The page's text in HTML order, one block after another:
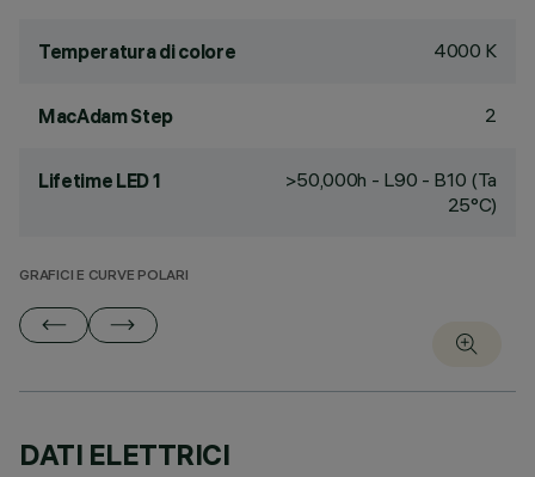
Temperatura di colore 4000 K
MacAdam Step 2
Lifetime LED 1
>50,000h - L90 - B10 (Ta
25°C)
GRAFICI E CURVE POLARI
DATI ELETTRICI